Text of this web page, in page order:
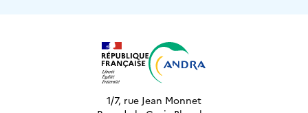
1/7, rue Jean Monnet